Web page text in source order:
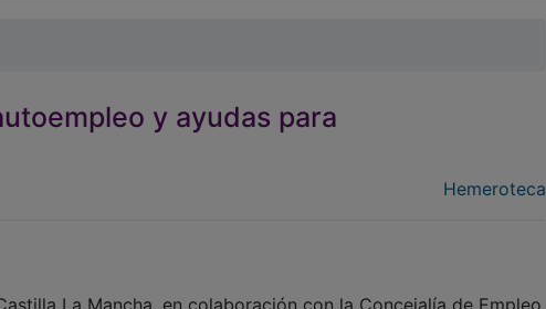
y ayudas para
Hemeroteca
La Mancha, en colaboración con la Concejalía de Empleo